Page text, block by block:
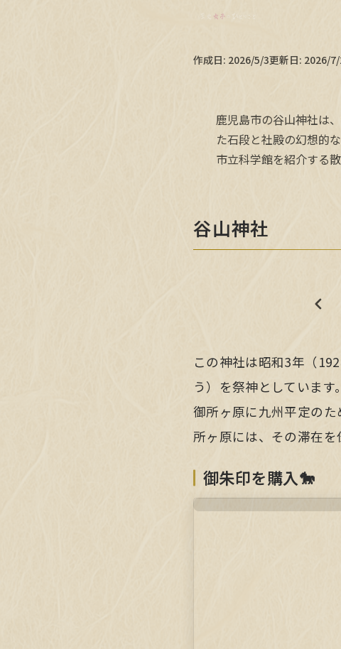
作成日: 2026/5/3更新日: 2026/
鹿児島市の谷山神社は
た石段と社殿の幻想的
市立科学館を紹介する散
谷山神社
この神社は昭和3年（
う）を祭神としていま
御所ヶ原に九州平定の
所ヶ原には、その滞在を
御朱印を購入🐎